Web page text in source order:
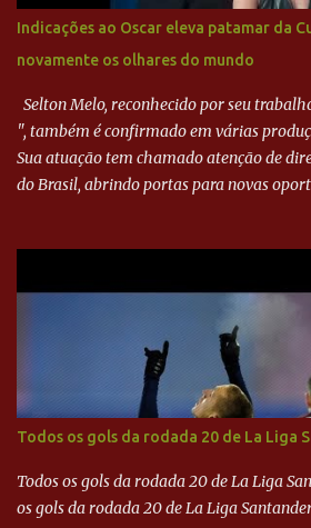
minutos depois, Wellington encheu o pé e
goleiro rival, que novamente defendeu.
outra boa chance, mas parou no goleiro.
Indicações ao Oscar eleva patamar da
novamente os olhares do mundo
Selton Melo, reconhecido por seu
", também é confirmado em várias
Sua atuação tem chamado atenção de
do Brasil, abrindo portas para novas
Todos os gols da rodada 20 de La Liga
Todos os gols da rodada 20 de La Liga
os gols da rodada 20 de La Liga